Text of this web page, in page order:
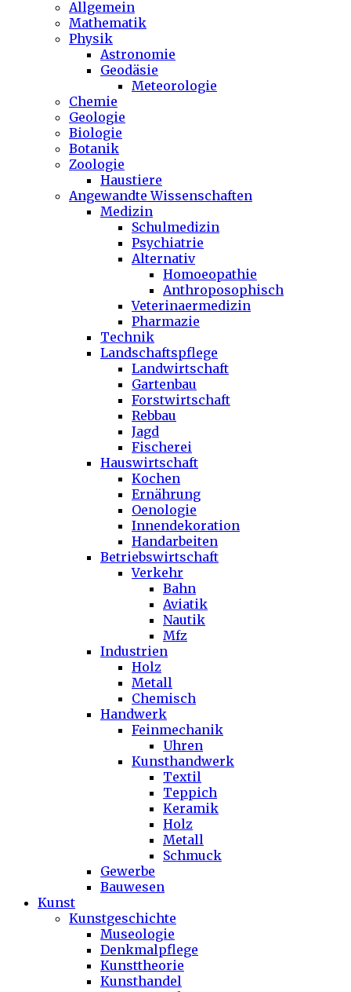
Allgemein
Mathematik
Physik
Astronomie
Geodäsie
Meteorologie
Chemie
Geologie
Biologie
Botanik
Zoologie
Haustiere
Angewandte Wissenschaften
Medizin
Schulmedizin
Psychiatrie
Alternativ
Homoeopathie
Anthroposophisch
Veterinaermedizin
Pharmazie
Technik
Landschaftspflege
Landwirtschaft
Gartenbau
Forstwirtschaft
Rebbau
Jagd
Fischerei
Hauswirtschaft
Kochen
Ernährung
Oenologie
Innendekoration
Handarbeiten
Betriebswirtschaft
Verkehr
Bahn
Aviatik
Nautik
Mfz
Industrien
Holz
Metall
Chemisch
Handwerk
Feinmechanik
Uhren
Kunsthandwerk
Textil
Teppich
Keramik
Holz
Metall
Schmuck
Gewerbe
Bauwesen
Kunst
Kunstgeschichte
Museologie
Denkmalpflege
Kunsttheorie
Kunsthandel